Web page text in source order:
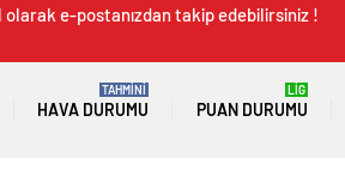
e-postanızdan takip edebilirsiniz !
HAVA DURUMU
TAHMİNİ
PUAN DURUMU
LİG